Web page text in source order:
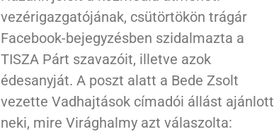
vezérigazgatójának, csütörtökön trágár
Facebook-bejegyzésben szidalmazta a
TISZA Párt szavazóit, illetve azok
édesanyját. A poszt alatt a Bede Zsolt
vezette Vadhajtások címadói állást ajánlott
neki, mire Virághalmy azt válaszolta: